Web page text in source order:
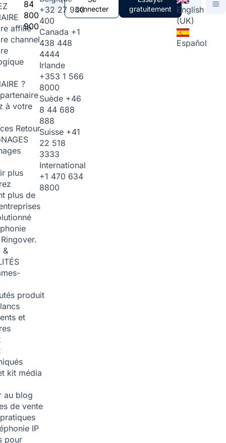
affilié
channel
?
à votre
Retour
plus
plus de
&
produit
et
kit média
au blog
de vente
IP
pour
84
800
900
+32 27 930
400
Canada +1
438 448
4444
Irlande
+353 1 566
8000
Suède +46
8 44 688
888
Suisse +41
22 518
3333
International
+1 470 634
8800
connecter
gratuitement
English
(UK)
Español